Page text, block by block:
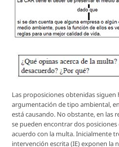
Las proposiciones obtenidas siguen
argumentación de tipo ambiental,
está causando. No obstante, en las
se pueden encontrar dos
acuerdo con la multa. Inicialmente
intervención escrita (IE) exponen la